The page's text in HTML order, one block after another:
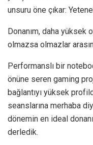
unsuru öne çıkar:
Donanım, daha
olmazsa olmazlar
Performanslı bir
önüne seren gaming
bağlantıyı yüksek
seanslarına merhaba
dönemin en ideal
derledik.